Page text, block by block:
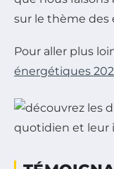
sur le thème des
Pour aller plus
énergétiques